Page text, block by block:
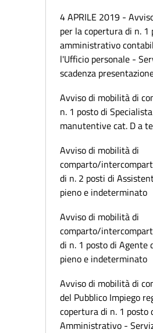
4 APRILE 2019 -
per la copertura di n.
amministrativo
l'Ufficio personale -
scadenza
Avviso di mobilità di
n. 1 posto di
manutentive cat. D a
Avviso di mobilità di
comparto/
di n. 2 posti di
pieno e indeterminato
Avviso di mobilità di
comparto/
di n. 1 posto di Agente
pieno e indeterminato
Avviso di mobilità di
del Pubblico Impiego
copertura di n. 1
Amministrativo -